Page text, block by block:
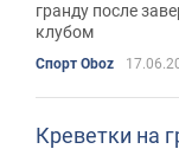
гранду после
клубом
Спорт Oboz
Креветки на